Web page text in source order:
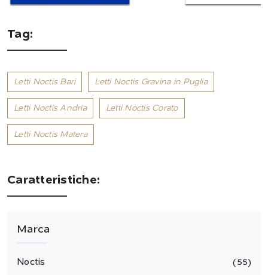
Tag:
Letti Noctis Bari Letti Noctis Gravina in Puglia
Letti Noctis Andria Letti Noctis Corato
Letti Noctis Matera
Caratteristiche:
Marca
Noctis 55